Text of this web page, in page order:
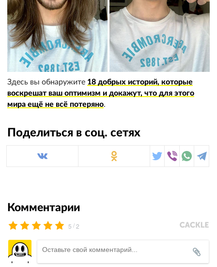
Здесь вы обнаружите 18 добрых историй, которые
воскрешат ваш оптимизм и докажут, что для этого
мира ещё не всё потеряно.
Поделиться в соц. сетях
Комментарии
5 /2